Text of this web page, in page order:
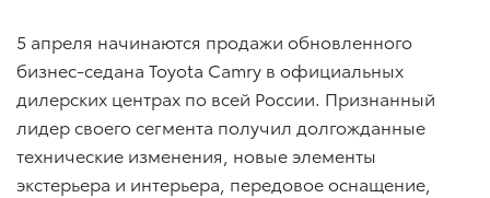
5 апреля начинаются продажи обновленного
бизнес-седана Toyota Camry в официальных
дилерских центрах по всей России. Признанный
лидер своего сегмента получил долгожданные
технические изменения, новые элементы
экстерьера и интерьера, передовое оснащение,